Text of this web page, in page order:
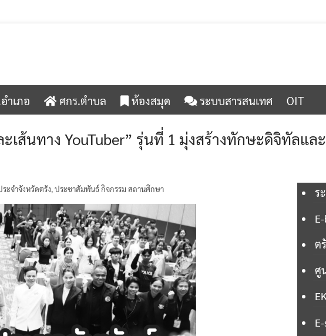
ำเภอ ศกร.ตำบล ห้องสมุด ระบบสารสนเทศ








OIT
เส้นทาง YouTuber” รุ่นที่ 1 มุ่งสร้างทักษะดิจิทัลแ
ะจำจังหวัดตรัง,ประชาสัมพันธ์ กิจกรรม สถานศึกษา
ร
ต
ศู